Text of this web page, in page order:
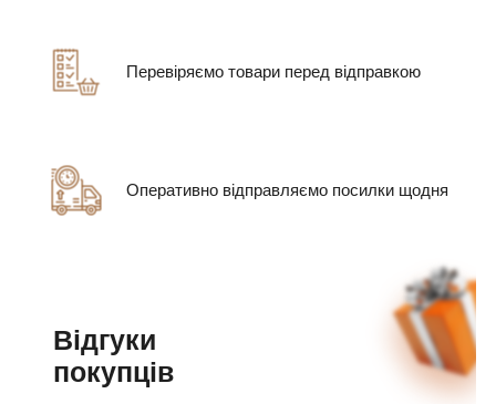
Перевіряємо товари перед відправкою
Оперативно відправляємо посилки щодня
Відгуки
покупців